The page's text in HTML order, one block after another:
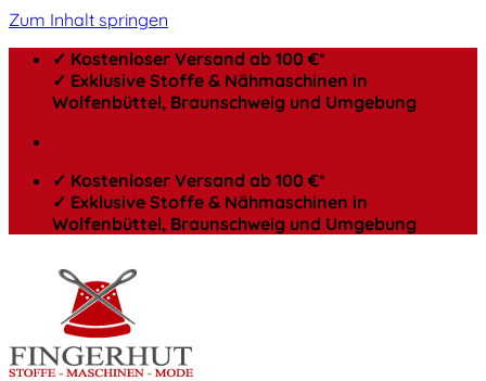
Zum Inhalt springen
✓ Kostenloser Versand ab 100 €*
✓ Exklusive Stoffe & Nähmaschinen in
Wolfenbüttel, Braunschweig und Umgebung
✓ Kostenloser Versand ab 100 €*
✓ Exklusive Stoffe & Nähmaschinen in
Wolfenbüttel, Braunschweig und Umgebung